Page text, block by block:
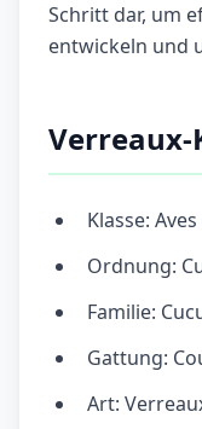
Schritt dar, um
entwickeln und
Verreaux-
Klasse:
Ordnung:
Familie:
Gattung:
Art: